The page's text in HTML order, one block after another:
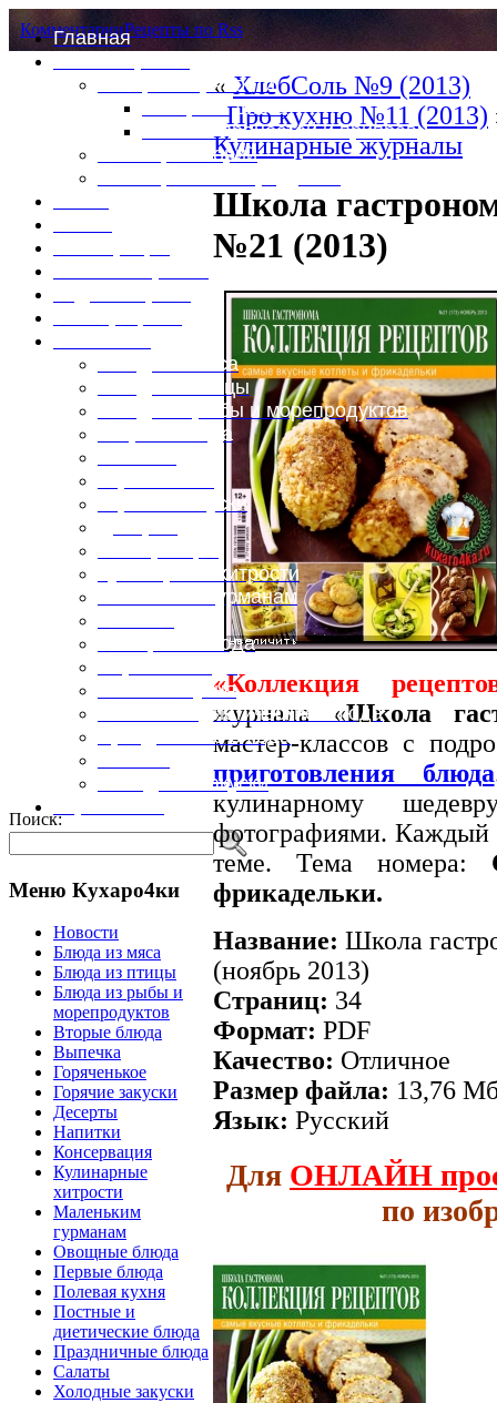
Главная
Специи и пряности
Специи и диета
Каталог пряностей и приправ
Таблица калорий
Блюда из мяса
Блюда из птицы
Блюда из рыбы и морепродуктов
Вторые блюда
Горячие закуски
Кулинарные хитрости
Маленьким гурманам
Овощные блюда
Полевая кухня
Постные и диетические блюда
Праздничные блюда
Холодные закуски
КомментарииРецепты по Rss
Поиск:
Меню Кухаро4ки
Новости
Блюда из мяса
Блюда из птицы
Блюда из рыбы и
морепродуктов
Вторые блюда
Выпечка
Горяченькое
Горячие закуски
Десерты
Напитки
Консервация
Кулинарные
хитрости
Маленьким
гурманам
Овощные блюда
Первые блюда
Полевая кухня
Постные и
диетические блюда
Праздничные блюда
Салаты
Холодные закуски
«ХлебСоль №9 (2013)
Про кухню №11 (2013)
Кулинарные журналы
Школа
№21 (2013)
«Коллекция
журнала «Школа
мастер-классов с
приготовления блюда
кулинарному
фотографиями. Каждый
теме. Тема номера:
фрикадельки.
Название: Школа
(ноябрь 2013)
Страниц: 34
Формат: PDF
Качество: Отличное
Размер файла: 13,76
Язык: Русский
Для ОНЛАЙН
по